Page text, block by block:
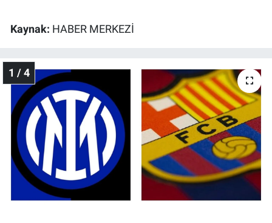
Kaynak: HABER MERKEZİ
1 / 4
Gün Ortası
Gündem Özel
Günün görüntüsü
Haber
İlan
Kimdir